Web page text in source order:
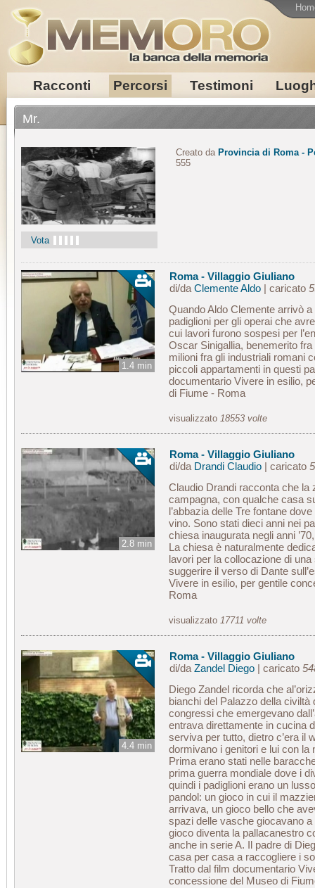
Racconti Percorsi Testimoni
Mr.
Vota
Creato da Provincia di Roma -
555
1.4 min
Roma - Villaggio Giuliano
di/da Clemente Aldo| caricato
Quando Aldo Clemente arrivò
padiglioni per gli operai che
cui lavori furono sospesi per
Oscar Sinigallia, benemerito
milioni fra gli industriali romani
piccoli appartamenti in questi
documentario Vivere in esilio,
di Fiume - Roma
visualizzato 18553 volte
2.8 min
Roma - Villaggio Giuliano
di/da Drandi Claudio| caricato
Claudio Drandi racconta che la
campagna, con qualche casa
l’abbazia delle Tre fontane
vino. Sono stati dieci anni nei
chiesa inaugurata negli anni
La chiesa è naturalmente
lavori per la collocazione di
suggerire il verso di Dante
Vivere in esilio, per gentile
Roma
visualizzato 17711 volte
4.4 min
Roma - Villaggio Giuliano
di/da Zandel Diego| caricato
Diego Zandel ricorda che
bianchi del Palazzo della
congressi che emergevano
entrava direttamente in cucina
serviva per tutto, dietro c’era il
dormivano i genitori e lui con la
Prima erano stati nelle
prima guerra mondiale dove i
quindi i padiglioni erano un
pandol: un gioco in cui il
arrivava, un gioco bello che
spazi delle vasche giocavano
gioco diventa la pallacanestro
anche in serie A. Il padre di
casa per casa a raccogliere i
Tratto dal film documentario
concessione del Museo di